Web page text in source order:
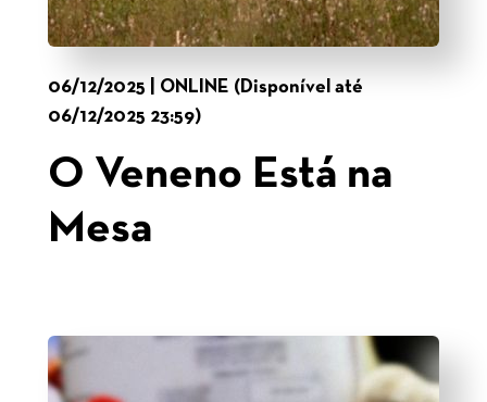
06/12/2025 | ONLINE (Disponível até
06/12/2025 23:59)
O Veneno Está na
Mesa